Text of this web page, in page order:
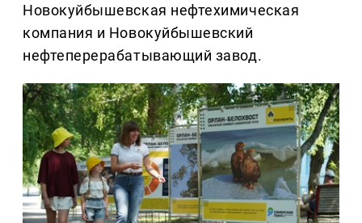
Новокуйбышевская нефтехимическая
компания и Новокуйбышевский
нефтеперерабатывающий завод.